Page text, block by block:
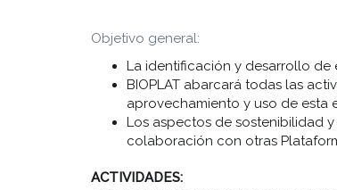
Objetivo general:
La identificación y desarrollo de
BIOPLAT abarcará todas las
aprovechamiento y uso de esta
Los aspectos de sostenibilidad
colaboración con otras
ACTIVIDADES: